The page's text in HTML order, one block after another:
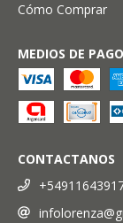
Cómo Comprar
MEDIOS DE PAGO
CONTACTANOS